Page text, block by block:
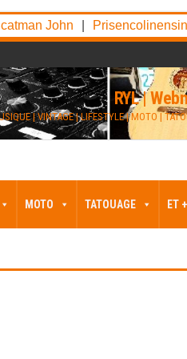
John |
RYL |
| VINTAGE | LIFESTYLE | MOTO |
MOTO TATOUAGE ET +